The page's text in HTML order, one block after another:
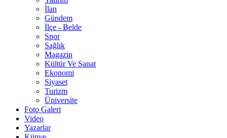
İlan
Gündem
İlçe - Belde
Spor
Sağlık
Magazin
Kültür Ve Sanat
Ekonomi
Siyaset
Turizm
Üniversite
Foto Galeri
Video
Yazarlar